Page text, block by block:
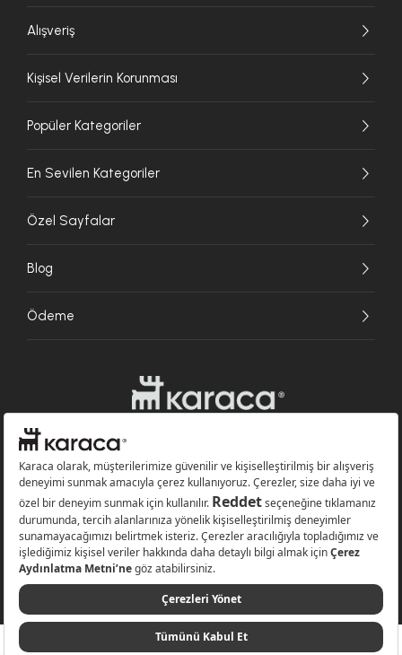
Alışveriş
Kişisel Verilerin Korunması
Popüler Kategoriler
En Sevilen Kategoriler
Özel Sayfalar
Blog
Ödeme
Websitesinde kullanılan bazı görseller yapay zekâ (AI) ile üretilmiştir.
Karaca.com © 2026 - Karaca Züccaciye A.Ş. Tüm hakları saklıdır.